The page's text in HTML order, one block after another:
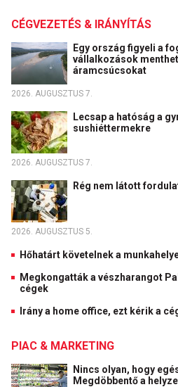
CÉGVEZETÉS & IRÁNYÍTÁS
Egy ország figyeli a
vállalkozások
áramcsúcsokat
2026. AUGUSZTUS 7.
Lecsap a hatóság a
sushiéttermekre
2026. AUGUSZTUS 7.
Rég nem látott
2026. AUGUSZTUS 5.
Hőhatárt követelnek a
Megkongatták a vészharangot
cégek
Irány a home office, ezt kérik a
PIAC & MARKETING
Nincs olyan, hogy
Megdöbbentő a